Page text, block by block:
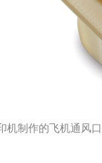
制作的飞机通风